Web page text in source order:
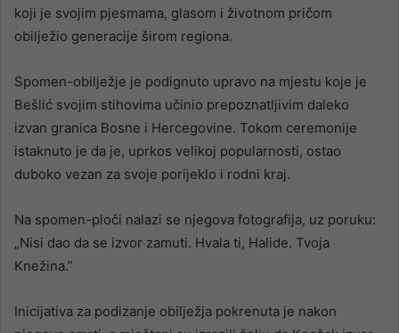
koji je svojim pjesmama, glasom i životnom pričom
obilježio generacije širom regiona.
Spomen-obilježje je podignuto upravo na mjestu koje je
Bešlić svojim stihovima učinio prepoznatljivim daleko
izvan granica Bosne i Hercegovine. Tokom ceremonije
istaknuto je da je, uprkos velikoj popularnosti, ostao
duboko vezan za svoje porijeklo i rodni kraj.
Na spomen-ploči nalazi se njegova fotografija, uz poruku:
„Nisi dao da se izvor zamuti. Hvala ti, Halide. Tvoja
Knežina.”
Inicijativa za podizanje obilježja pokrenuta je nakon